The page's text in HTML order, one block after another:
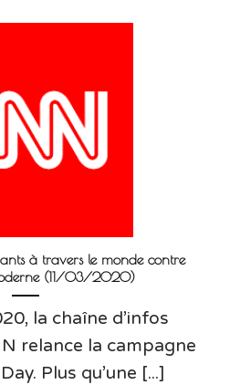
à travers le monde contre
(11/03/2020)
la chaîne d’infos
relance la campagne
Plus qu’une [...]